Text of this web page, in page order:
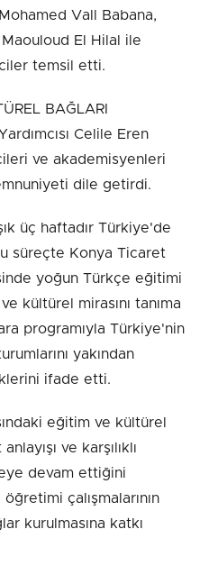
Vall Babana,
Maouloud El Hilal ile
temsil etti.
BAĞLARI
Celile Eren
ve akademisyenleri
dile getirdi.
üç haftadır Türkiye'de
süreçte Konya Ticaret
yoğun Türkçe eğitimi
kültürel mirasını tanıma
programıyla Türkiye'nin
yakından
ifade etti.
eğitim ve kültürel
ve karşılıklı
devam ettiğini
çalışmalarının
kurulmasına katkı